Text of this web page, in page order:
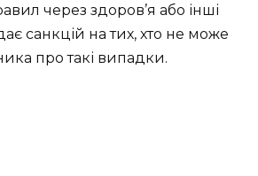
через здоров’я або інші
санкцій на тих, хто не може
про такі випадки.